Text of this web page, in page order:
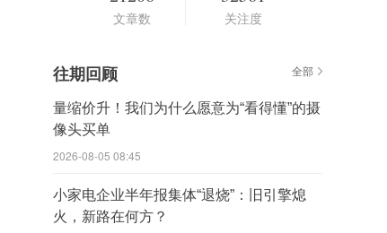
文章数 关注度
往期回顾 全部
量缩价升！我们为什么愿意为“看得懂”的摄
像头买单
2026-08-05 08:45
小家电企业半年报集体“退烧”：旧引擎熄
火，新路在何方？